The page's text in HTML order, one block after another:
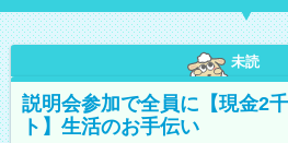
未読
説明会参加で全員に【現金2
ト】生活のお手伝い